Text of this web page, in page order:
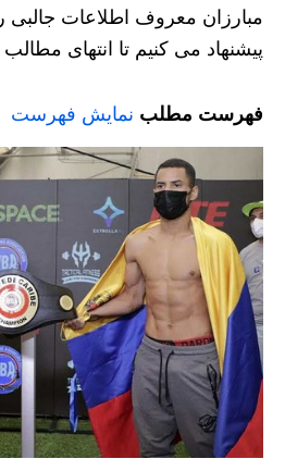
مبارزان معروف اطلاعات جالبی
پیشنهاد می کنیم تا انتهای
فهرست مطلب نمایش فهرست